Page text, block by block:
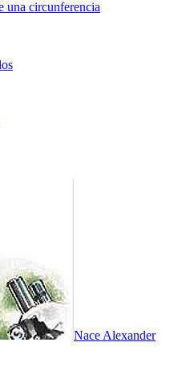
una circunferencia
Nace Alexander